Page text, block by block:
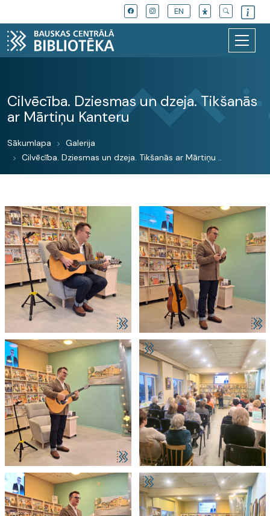
EN
Cilvēcība. Dziesmas un dzeja. Tikšanās
ar Mārtiņu Kanteru
Sākumlapa
Galerija
Cilvēcība. Dziesmas un dzeja. Tikšanās ar Mārtiņu ..